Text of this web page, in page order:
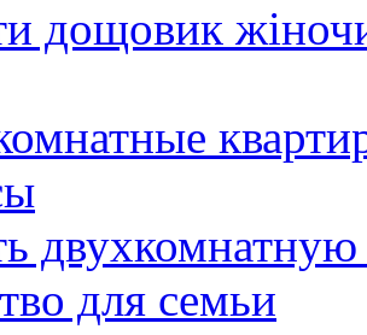
дощовик
для семьи